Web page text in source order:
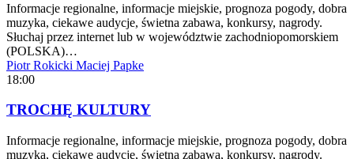
Informacje regionalne, informacje miejskie, prognoza pogody, dobra
muzyka, ciekawe audycje, świetna zabawa, konkursy, nagrody.
Słuchaj przez internet lub w województwie zachodniopomorskiem
(POLSKA)…
Piotr Rokicki Maciej Papke
18:00
TROCHĘ KULTURY
Informacje regionalne, informacje miejskie, prognoza pogody, dobra
muzyka, ciekawe audycje, świetna zabawa, konkursy, nagrody.